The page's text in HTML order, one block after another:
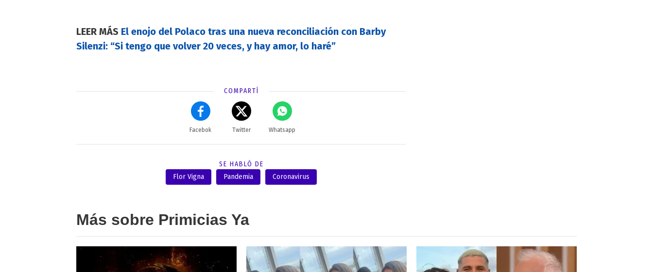
LEER MÁS El enojo del Polaco tras una nueva reconciliación con Barby
Silenzi: “Si tengo que volver 20 veces, y hay amor, lo haré”
COMPARTÍ
Facebok Twitter Whatsapp
SE HABLÓ DE
Flor Vigna
Pandemia Coronavirus
Más sobre Primicias Ya